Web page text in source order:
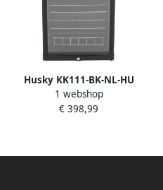
Husky KK111-BK-NL-HU
Koelkast Tafelmodel Dranken
Koelkast Barkoelkast Met
1 webshop
€ 398,99